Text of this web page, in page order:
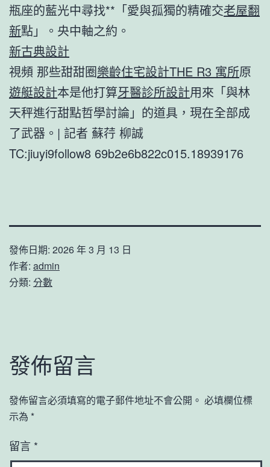
瓶座的藍光中尋找**「愛與孤獨的精確交老屋翻
新點」。央中軸之約。
新古典設計
視頻 那些甜甜圈樂齡住宅設計THE R3 寓所原
遊艇設計本是他打算牙醫診所設計用來「與林
天秤進行甜點哲學討論」的道具，現在全部成
了武器。| 記者 蘇荇 柳誠
TC:jiuyi9follow8 69b2e6b822c015.18939176
發佈日期: 2026 年 3 月 13 日
作者: admin
分類: 分數
發佈留言
發佈留言必須填寫的電子郵件地址不會公開。 必填欄位標
示為 *
留言 *